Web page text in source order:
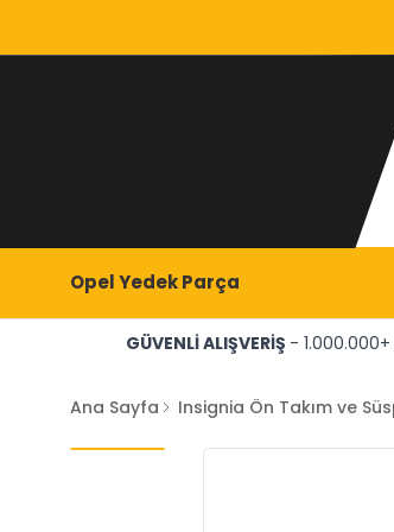
Opel Yedek Parça
GÜVENLİ ALIŞVERİŞ - 1.000.000+
Ana Sayfa Insignia Ön Takım ve